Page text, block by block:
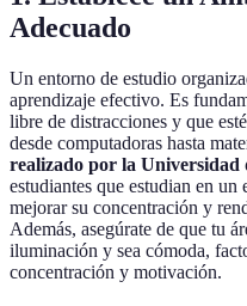
Adecuado
Un entorno de estudio
aprendizaje efectivo. Es
libre de distracciones y que
desde computadoras hasta
realizado por la Universidad
estudiantes que estudian en
mejorar su concentración y
Además, asegúrate de que tu
iluminación y sea cómoda,
concentración y motivación.